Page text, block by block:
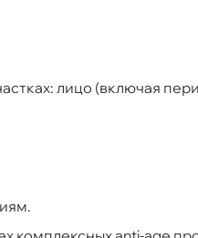
лицо (включая